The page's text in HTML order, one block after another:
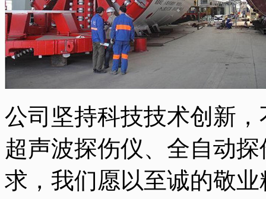
公司坚持科技技术创新
超声波探伤仪、全自动
求，我们愿以至诚的敬